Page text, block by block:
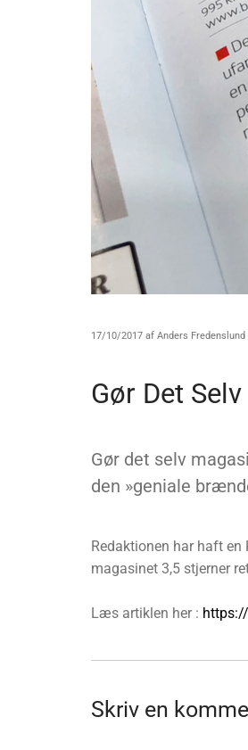
17/10/2017 af Anders Fredenslund
Gør Det
Gør det selv
den »geniale
Redaktionen har haft
magasinet 3,5 stjerner
Læs artiklen her :
Skriv en